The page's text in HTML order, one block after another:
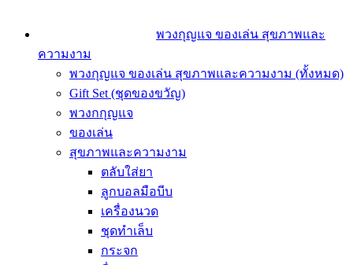
พวงกุญแจ ของเล่น สุขภาพและ
ความงาม
พวงกุญแจ ของเล่น สุขภาพและความงาม (ทั้งหมด)
Gift Set (ชุดของขวัญ)
พวงกกุญแจ
ของเล่น
สุขภาพและความงาม
ตลับใส่ยา
ลูกบอลมือบีบ
เครื่องนวด
ชุดทำเล็บ
กระจก